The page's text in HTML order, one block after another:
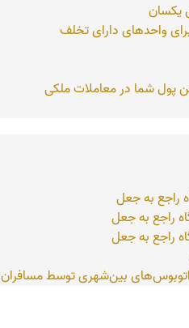
یکسان
واحدهای دارای تخلف
پول شما در معاملات ملکی
راجع به جعل
راجع به جعل
راجع به جعل
بین‌شهری توسط مسافران